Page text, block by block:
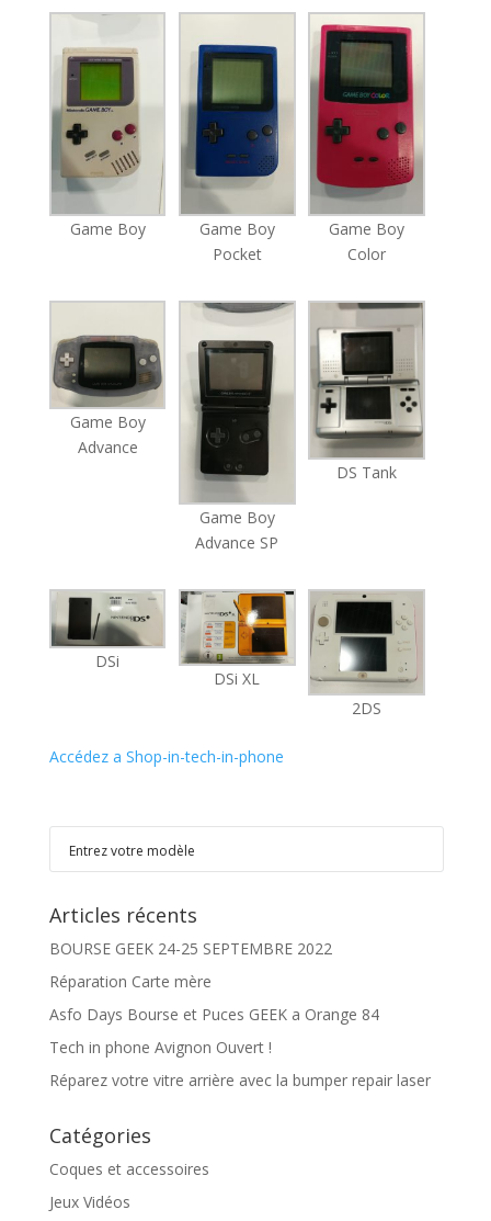
Game Boy
Game Boy
Pocket
Game Boy
Color
Game Boy
Advance
Game Boy
Advance SP
DS Tank
DSi
DSi XL
2DS
Accédez a Shop-in-tech-in-phone
Articles récents
BOURSE GEEK 24-25 SEPTEMBRE 2022
Réparation Carte mère
Asfo Days Bourse et Puces GEEK a Orange 84
Tech in phone Avignon Ouvert !
Réparez votre vitre arrière avec la bumper repair laser
Catégories
Coques et accessoires
Jeux Vidéos